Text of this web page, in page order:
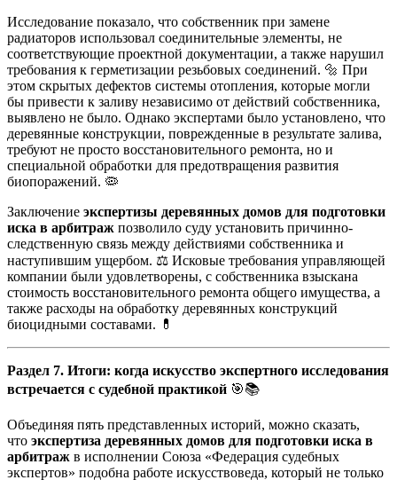
Исследование показало, что собственник при замене
радиаторов использовал соединительные элементы, не
соответствующие проектной документации, а также нарушил
требования к герметизации резьбовых соединений. 🔩 При
этом скрытых дефектов системы отопления, которые могли
бы привести к заливу независимо от действий собственника,
выявлено не было. Однако экспертами было установлено, что
деревянные конструкции, поврежденные в результате залива,
требуют не просто восстановительного ремонта, но и
специальной обработки для предотвращения развития
биопоражений. 🦠
Заключение экспертизы деревянных домов для подготовки
иска в арбитраж позволило суду установить причинно-
следственную связь между действиями собственника и
наступившим ущербом. ⚖️ Исковые требования управляющей
компании были удовлетворены, с собственника взыскана
стоимость восстановительного ремонта общего имущества, а
также расходы на обработку деревянных конструкций
биоцидными составами. 💊
Раздел 7. Итоги: когда искусство экспертного исследования
встречается с судебной практикой 🎯📚
Объединяя пять представленных историй, можно сказать,
что экспертиза деревянных домов для подготовки иска в
арбитраж в исполнении Союза «Федерация судебных
экспертов» подобна работе искусствоведа, который не только